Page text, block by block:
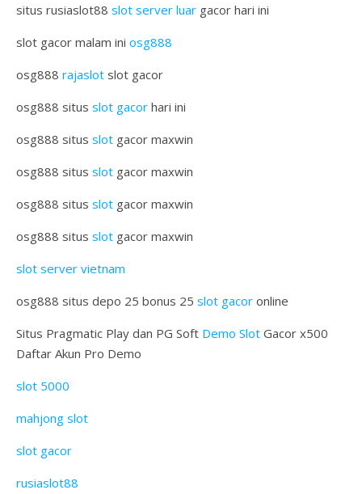
situs rusiaslot88 slot server luar gacor hari ini
slot gacor malam ini osg888
osg888 rajaslot slot gacor
osg888 situs slot gacor hari ini
osg888 situs slot gacor maxwin
osg888 situs slot gacor maxwin
osg888 situs slot gacor maxwin
osg888 situs slot gacor maxwin
slot server vietnam
osg888 situs depo 25 bonus 25 slot gacor online
Situs Pragmatic Play dan PG Soft Demo Slot Gacor x500
Daftar Akun Pro Demo
slot 5000
mahjong slot
slot gacor
rusiaslot88